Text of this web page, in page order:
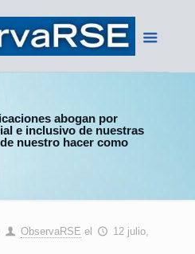
abogan por
e inclusivo de nuestras
nuestro hacer como
ObservaRSE el
12 julio,